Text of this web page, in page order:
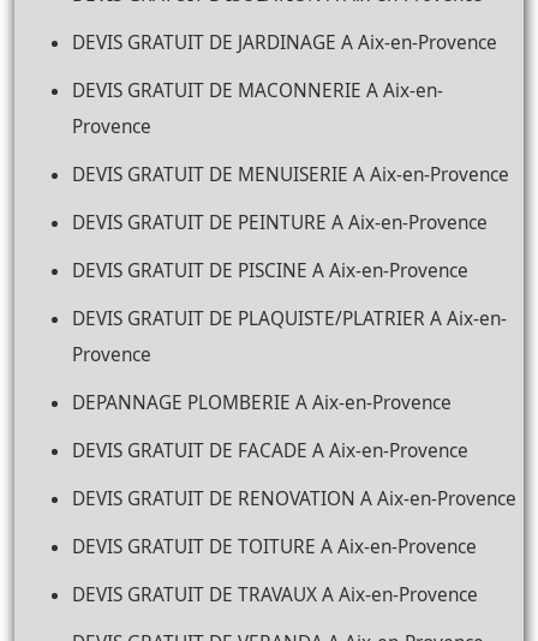
DEVIS GRATUIT DE JARDINAGE A Aix-en-Provence
DEVIS GRATUIT DE MACONNERIE A Aix-en-
Provence
DEVIS GRATUIT DE MENUISERIE A Aix-en-Provence
DEVIS GRATUIT DE PEINTURE A Aix-en-Provence
DEVIS GRATUIT DE PISCINE A Aix-en-Provence
DEVIS GRATUIT DE PLAQUISTE/PLATRIER A Aix-en-
Provence
DEPANNAGE PLOMBERIE A Aix-en-Provence
DEVIS GRATUIT DE FACADE A Aix-en-Provence
DEVIS GRATUIT DE RENOVATION A Aix-en-Provence
DEVIS GRATUIT DE TOITURE A Aix-en-Provence
DEVIS GRATUIT DE TRAVAUX A Aix-en-Provence